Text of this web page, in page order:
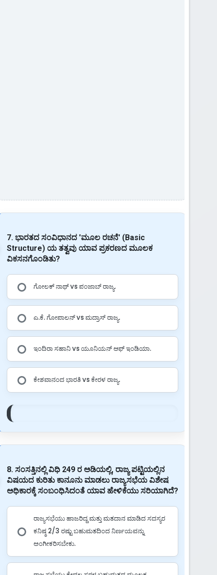
7. ಭಾರತದ ಸಂವಿಧಾನದ 'ಮೂಲ ರಚನೆ' (Basic
Structure) ಯ ತತ್ವವು ಯಾವ ಪ್ರಕರಣದ ಮೂಲಕ
ವಿಕಸನಗೊಂಡಿತು?
ಗೋಲಕ್ ನಾಥ್ vs ಪಂಜಾಬ್ ರಾಜ್ಯ.
ಎ.ಕೆ. ಗೋಪಾಲನ್ vs ಮದ್ರಾಸ್ ರಾಜ್ಯ.
ಇಂದಿರಾ ಸಹಾನಿ vs ಯೂನಿಯನ್ ಆಫ್ ಇಂಡಿಯಾ.
ಕೇಶವಾನಂದ ಭಾರತಿ vs ಕೇರಳ ರಾಜ್ಯ.
8. ಸಂಸತ್ತಿನಲ್ಲಿ ವಿಧಿ 249 ರ ಅಡಿಯಲ್ಲಿ, ರಾಜ್ಯ ಪಟ್ಟಿಯಲ್ಲಿನ
ವಿಷಯದ ಕುರಿತು ಕಾನೂನು ಮಾಡಲು ರಾಜ್ಯಸಭೆಯ ವಿಶೇಷ
ಅಧಿಕಾರಕ್ಕೆ ಸಂಬಂಧಿಸಿದಂತೆ ಯಾವ ಹೇಳಿಕೆಯು ಸರಿಯಾಗಿದೆ?
ರಾಜ್ಯಸಭೆಯು ಹಾಜರಿದ್ದ ಮತ್ತು ಮತದಾನ ಮಾಡಿದ ಸದಸ್ಯರ
ಕನಿಷ್ಠ 2/3 ರಷ್ಟು ಬಹುಮತದಿಂದ ನಿರ್ಣಯವನ್ನು
ಅಂಗೀಕರಿಸಬೇಕು.